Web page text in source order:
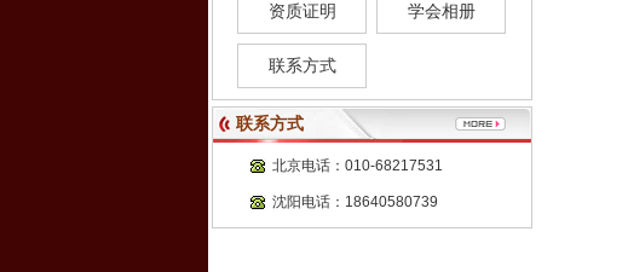
资质证明 学会相册
联系方式
联系方式
北京电话：010-68217531
沈阳电话：18640580739